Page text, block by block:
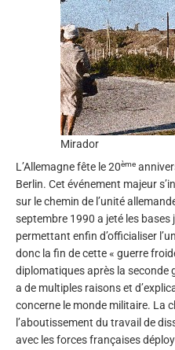
Mirador
L’Allemagne fête le 20ème
Berlin. Cet événement majeur
sur le chemin de l’unité
septembre 1990 a jeté les
permettant enfin d’officialiser
donc la fin de cette « guerre
diplomatiques après la seconde
a de multiples raisons et
concerne le monde militaire. La
l’aboutissement du travail de
avec les forces françaises